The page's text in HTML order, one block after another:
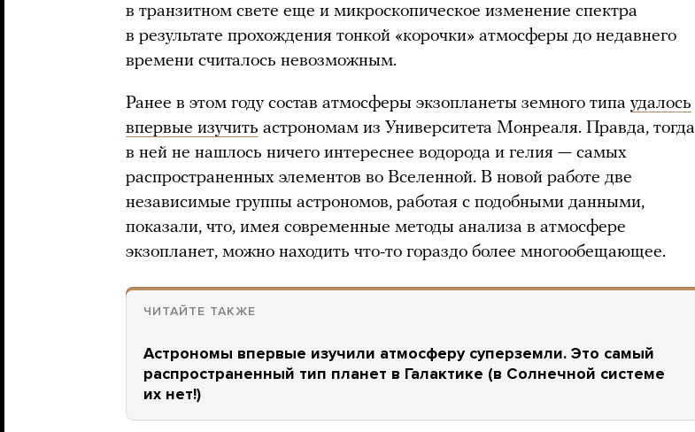
в транзитном свете еще и микроскопическое изменение спектра
в результате прохождения тонкой «корочки» атмосферы до недавнего
времени считалось невозможным.
Ранее в этом году состав атмосферы экзопланеты земного типа удалось
впервые изучить астрономам из Университета Монреаля. Правда, тогда
в ней не нашлось ничего интереснее водорода и гелия — самых
распространенных элементов во Вселенной. В новой работе две
независимые группы астрономов, работая с подобными данными,
показали, что, имея современные методы анализа в атмосфере
экзопланет, можно находить что-то гораздо более многообещающее.
ЧИТАЙТЕ ТАКЖЕ
Астрономы впервые изучили атмосферу суперземли. Это самый
распространенный тип планет в Галактике (в Солнечной системе
их нет!)